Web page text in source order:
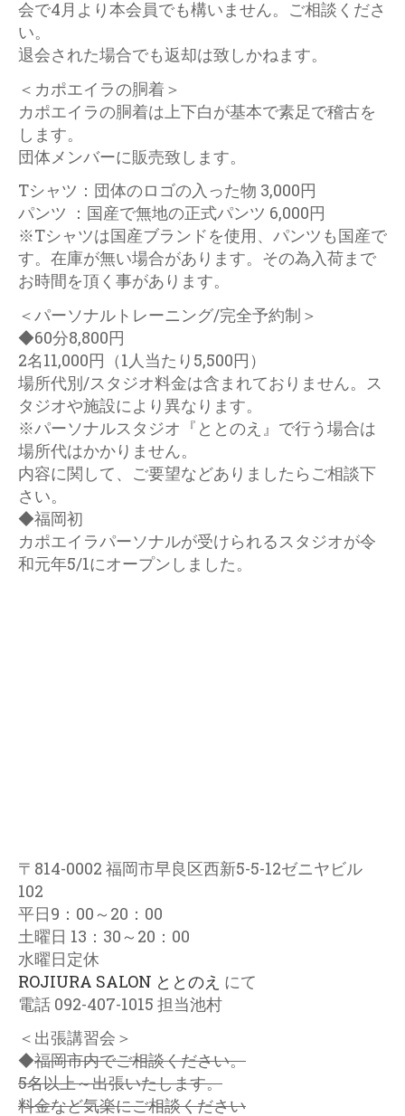
サムライカポエイラ川崎 第5回
2025年4月7日
サムライカポエイラ福岡 第5回
昇段式
2025年4月7日
サムライカポエイラ福岡 第4回
昇段式
2024年3月1日
CAPOEIRA
CAPOEIRA
オフィシャルサイトは
こちら
会で4月より本会員でも構いません。ご相談くださ
い。
退会された場合でも返却は致しかねます。
＜カポエイラの胴着＞
カポエイラの胴着は上下白が基本で素足で稽古を
します。
団体メンバーに販売致します。
Tシャツ：団体のロゴの入った物 3,000円
パンツ ：国産で無地の正式パンツ 6,000円
※Tシャツは国産ブランドを使用、パンツも国産で
す。在庫が無い場合があります。その為入荷まで
お時間を頂く事があります。
＜パーソナルトレーニング/完全予約制＞
◆60分8,800円
2名11,000円（1人当たり5,500円）
場所代別/スタジオ料金は含まれておりません。ス
タジオや施設により異なります。
※パーソナルスタジオ『ととのえ』で行う場合は
場所代はかかりません。
内容に関して、ご要望などありましたらご相談下
さい。
◆福岡初
カポエイラパーソナルが受けられるスタジオが令
和元年5/1にオープンしました。
〒814-0002 福岡市早良区西新5-5-12ゼニヤビル
102
平日9：00～20：00
土曜日 13：30～20：00
水曜日定休
ROJIURA SALON ととのえ にて
電話 092-407-1015 担当池村
＜出張講習会＞
◆福岡市内でご相談ください。
5名以上～出張いたします。
料金など気楽にご相談ください